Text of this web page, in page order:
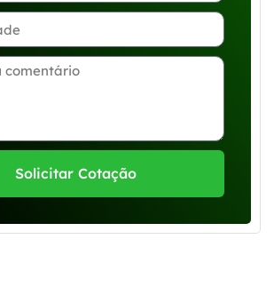
Solicitar Cotação